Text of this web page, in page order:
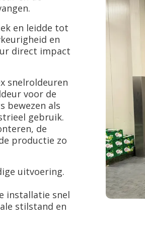
en leidde tot
en
direct impact
snelroldeuren
voor de
bewezen als
gebruik.
de
productie zo
uitvoering.
installatie snel
stilstand en